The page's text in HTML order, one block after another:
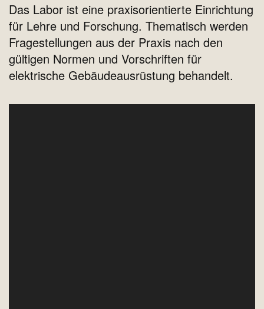
Das Labor ist eine praxisorientierte Einrichtung
für Lehre und Forschung. Thematisch werden
Fragestellungen aus der Praxis nach den
gültigen Normen und Vorschriften für
elektrische Gebäudeausrüstung behandelt.